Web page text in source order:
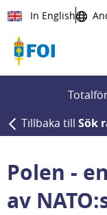
Till innehållet
In English
Tillbaka till Sök
Polen -
av